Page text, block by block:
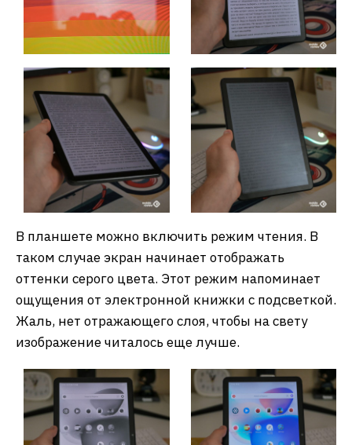
В планшете можно включить режим чтения. В
таком случае экран начинает отображать
оттенки серого цвета. Этот режим напоминает
ощущения от электронной книжки с подсветкой.
Жаль, нет отражающего слоя, чтобы на свету
изображение читалось еще лучше.